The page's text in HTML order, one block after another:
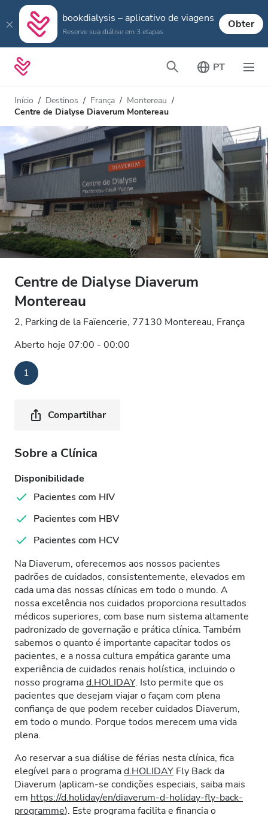
bookdialysis – aplicativo de viagens
Reserve sua diálise em 3 etapas
Obter
PT
Início Destinos França
Montereau
Centre de Dialyse Diaverum Montereau
Centre de Dialyse Diaverum
Montereau
2, Parking de la Faïencerie, 77130 Montereau, França
Aberto hoje 07:00 - 00:00
1
Compartilhar
Sobre a Clínica
Disponibilidade
Pacientes com HIV
Pacientes com HBV
Pacientes com HCV
Na Diaverum, oferecemos aos nossos pacientes
padrões de cuidados, consistentemente, elevados em
cada uma das nossas clínicas em todo o mundo. A
nossa excelência nos cuidados proporciona resultados
médicos superiores, com base num sistema altamente
padronizado de governação e prática clínica. Também
sabemos o quanto é importante capacitar todos os
pacientes, e a nossa cultura empática garante uma
experiência de cuidados renais holística, incluindo o
nosso programad.HOLIDAY. Isto permite que os
pacientes que desejam viajar o façam com plena
confiança de que podem receber cuidados Diaverum,
em todo o mundo. Porque todos merecem uma vida
plena.
Ao reservar a sua diálise de férias nesta clínica, fica
elegível para o programad.HOLIDAY Fly Back da
Diaverum (aplicam-se condições especiais, saiba mais
em https://d.holiday/en/diaverum-d-holiday-fly-back-
programme). Este programa facilita e financia o